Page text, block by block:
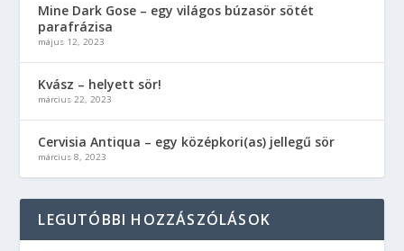
Mine Dark Gose – egy világos búzasör sötét
parafrázisa
május 12, 2023
Kvász – helyett sör!
március 22, 2023
Cervisia Antiqua – egy középkori(as) jellegű sör
március 8, 2023
LEGUTÓBBI HOZZÁSZÓLÁSOK